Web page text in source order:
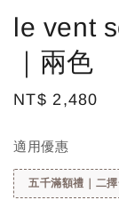
le vent
｜兩色
Regular
NT$ 2,480
適用優惠
五千滿額禮｜二